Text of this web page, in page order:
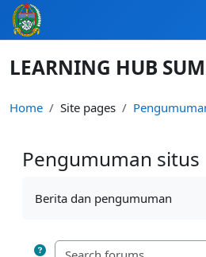
Skip to main content
LEARNING HUB
Home Site pages
Pengumuman situs
Berita dan pengumuman